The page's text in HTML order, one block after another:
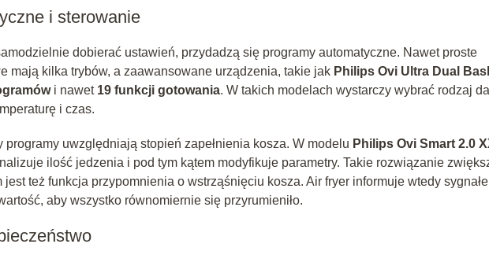
i sterowanie
dobierać ustawień, przydadzą się programy automatyczne. Nawet proste
mają kilka trybów, a zaawansowane urządzenia, takie jak Philips Ovi Ultra Dual
i nawet 19 funkcji gotowania. W takich modelach wystarczy wybrać rodzaj
i czas.
programy uwzględniają stopień zapełnienia kosza. W modelu Philips Ovi Smart 2.0
ilość jedzenia i pod tym kątem modyfikuje parametry. Takie rozwiązanie
też funkcja przypomnienia o wstrząśnięciu kosza. Air fryer informuje wtedy
aby wszystko równomiernie się przyrumieniło.